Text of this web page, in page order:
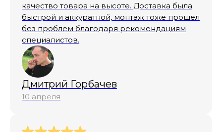
качество товара на высоте. Доставка была
быстрой и аккуратной, монтаж тоже прошел
без проблем благодаря рекомендациям
специалистов.
Дмитрий Горбачев
10 апреля